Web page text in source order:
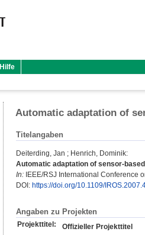
Hilfe
Automatic adaptation of
Titelangaben
Deiterding, Jan ; Henrich, Dominik:
Automatic adaptation of sensor-
In: IEEE/RSJ International Conference
DOI: https://doi.org/10.1109/
Angaben zu Projekten
Projekttitel: Offizieller Projekttitel